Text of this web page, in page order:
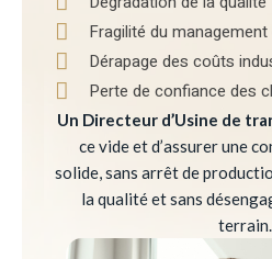
Fragilité du
Dérapage des coûts
Perte de confiance des
Un Directeur d’Usine de
ce vide et d’assurer une
solide, sans arrêt de
la qualité et sans
terrain.